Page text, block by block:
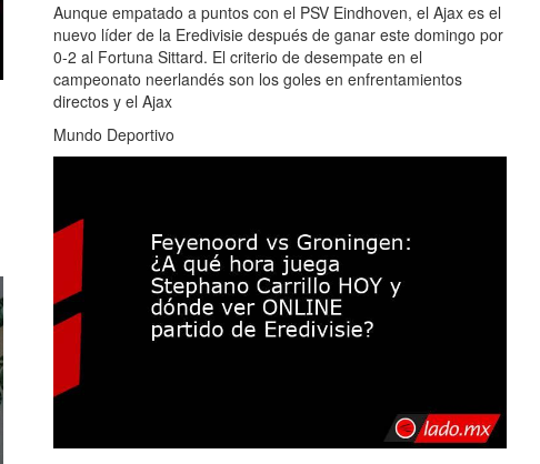
Aunque empatado a puntos con el PSV Eindhoven, el Ajax es el
nuevo líder de la Eredivisie después de ganar este domingo por
0-2 al Fortuna Sittard. El criterio de desempate en el
campeonato neerlandés son los goles en enfrentamientos
directos y el Ajax
Mundo Deportivo